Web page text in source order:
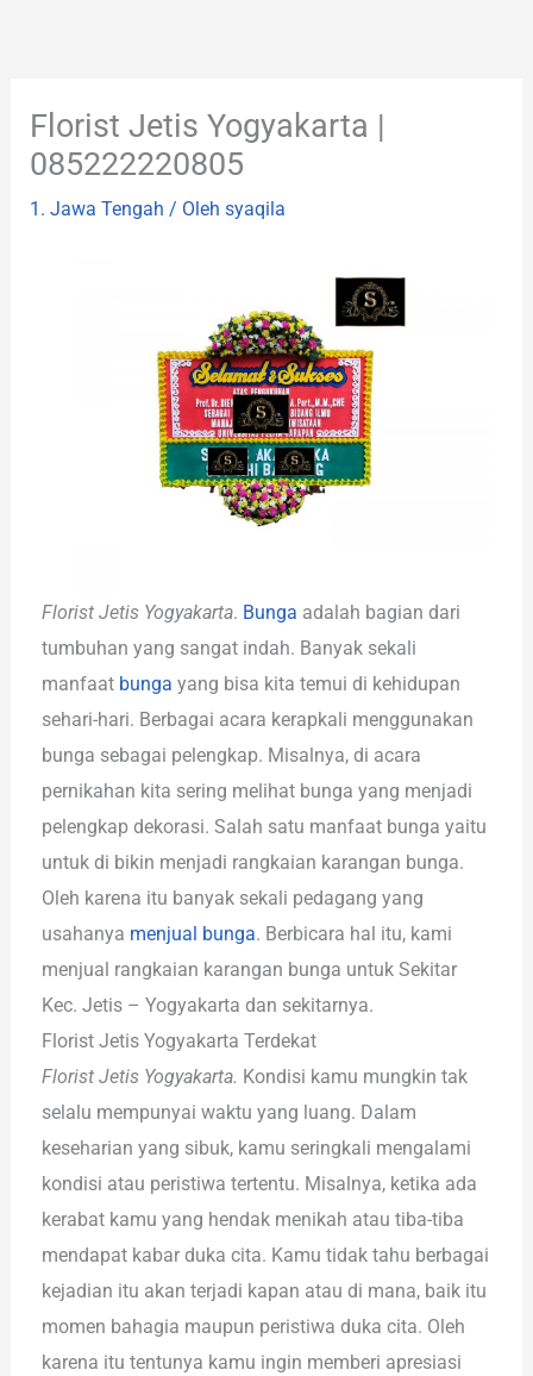
Florist Jetis Yogyakarta |
085222220805
1. Jawa Tengah / Olehsyaqila
Florist Jetis Yogyakarta. Bunga adalah bagian dari
tumbuhan yang sangat indah. Banyak sekali
manfaat bunga yang bisa kita temui di kehidupan
sehari-hari. Berbagai acara kerapkali menggunakan
bunga sebagai pelengkap. Misalnya, di acara
pernikahan kita sering melihat bunga yang menjadi
pelengkap dekorasi. Salah satu manfaat bunga yaitu
untuk di bikin menjadi rangkaian karangan bunga.
Oleh karena itu banyak sekali pedagang yang
usahanya menjual bunga. Berbicara hal itu, kami
menjual rangkaian karangan bunga untuk Sekitar
Kec. Jetis – Yogyakarta dan sekitarnya.
Florist Jetis Yogyakarta Terdekat
Florist Jetis Yogyakarta. Kondisi kamu mungkin tak
selalu mempunyai waktu yang luang. Dalam
keseharian yang sibuk, kamu seringkali mengalami
kondisi atau peristiwa tertentu. Misalnya, ketika ada
kerabat kamu yang hendak menikah atau tiba-tiba
mendapat kabar duka cita. Kamu tidak tahu berbagai
kejadian itu akan terjadi kapan atau di mana, baik itu
momen bahagia maupun peristiwa duka cita. Oleh
karena itu tentunya kamu ingin memberi apresiasi